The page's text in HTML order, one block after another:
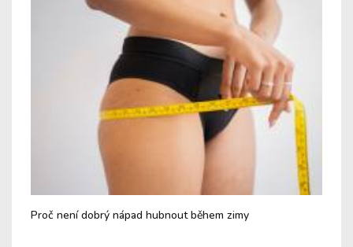
Proč není dobrý nápad hubnout během zimy